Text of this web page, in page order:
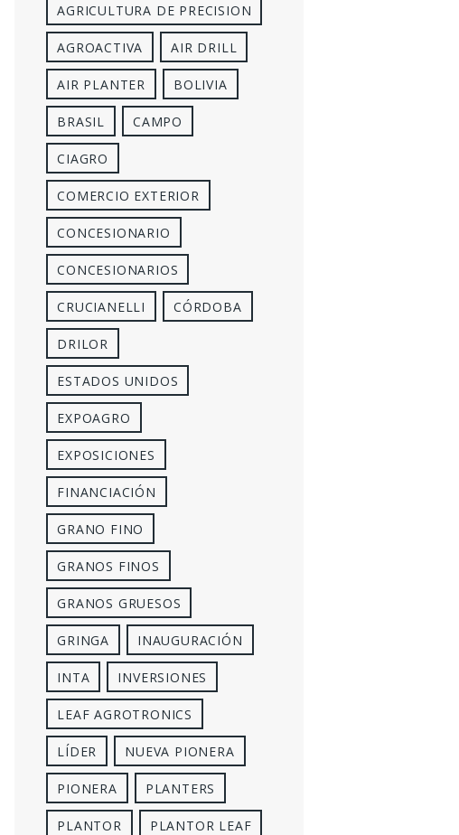
AGRICULTURA DE PRECISION
AGROACTIVA AIR DRILL
AIR PLANTER BOLIVIA
BRASIL CAMPO
CIAGRO
COMERCIO EXTERIOR
CONCESIONARIO
CONCESIONARIOS
CRUCIANELLI CÓRDOBA
DRILOR
ESTADOS UNIDOS
EXPOAGRO
EXPOSICIONES
FINANCIACIÓN
GRANO FINO
GRANOS FINOS
GRANOS GRUESOS
GRINGA INAUGURACIÓN
INTA INVERSIONES
LEAF AGROTRONICS
LÍDER NUEVA PIONERA
PIONERA PLANTERS
PLANTOR PLANTOR LEAF